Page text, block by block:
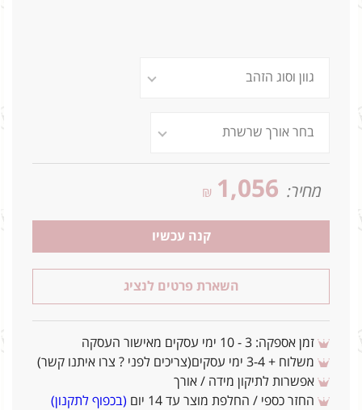
מחיר: 1,056
₪
קנה עכשיו
השארת פרטים לנציג
זמן אספקה: 3 - 10 ימי עסקים מאישור העסקה
משלוח + 3-4 ימי עסקים(צריכים לפני ? צרו איתנו קשר)
אפשרות לתיקון מידה / אורך
החזר כספי / החלפת מוצר עד 14 יום
(בכפוף לתקנון)